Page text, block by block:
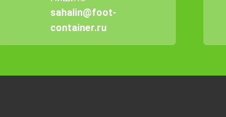
sahalin@foot-
container.ru